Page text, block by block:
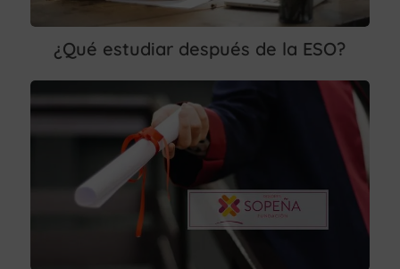
¿Qué estudiar después de la ESO?